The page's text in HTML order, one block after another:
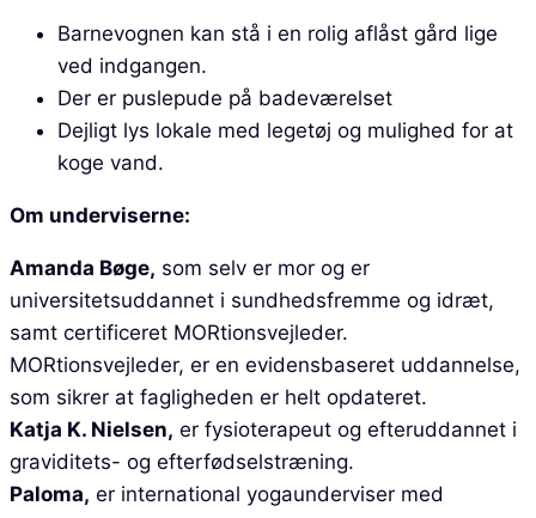
Barnevognen kan stå i en rolig aflåst gård lige
ved indgangen.
Der er puslepude på badeværelset
Dejligt lys lokale med legetøj og mulighed for at
koge vand.
Om underviserne:
Amanda Bøge, som selv er mor og er
universitetsuddannet i sundhedsfremme og idræt,
samt certificeret MORtionsvejleder.
MORtionsvejleder, er en evidensbaseret uddannelse,
som sikrer at fagligheden er helt opdateret.
Katja K. Nielsen, er fysioterapeut og efteruddannet i
graviditets- og efterfødselstræning.
Paloma, er international yogaunderviser med